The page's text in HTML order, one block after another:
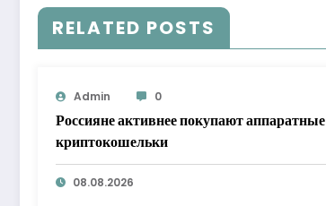
RELATED POSTS
Admin 0
Россияне активнее покупают аппаратные
криптокошельки
08.08.2026